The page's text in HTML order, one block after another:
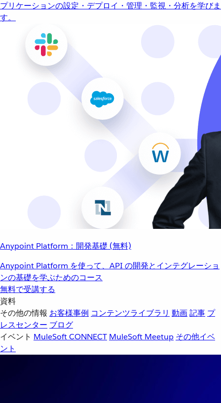
プリケーションの設定・デプロイ・管理・監視・分析を学びま
す。
Anypoint Platform：開発基礎 (無料)
Anypoint Platform を使って、API の開発とインテグレーショ
ンの基礎を学ぶためのコース
無料で受講する
資料
その他の情報 お客様事例 コンテンツライブラリ 動画記事 プ
レスセンター ブログ
イベント MuleSoft CONNECT MuleSoft Meetup その他イベ
ント